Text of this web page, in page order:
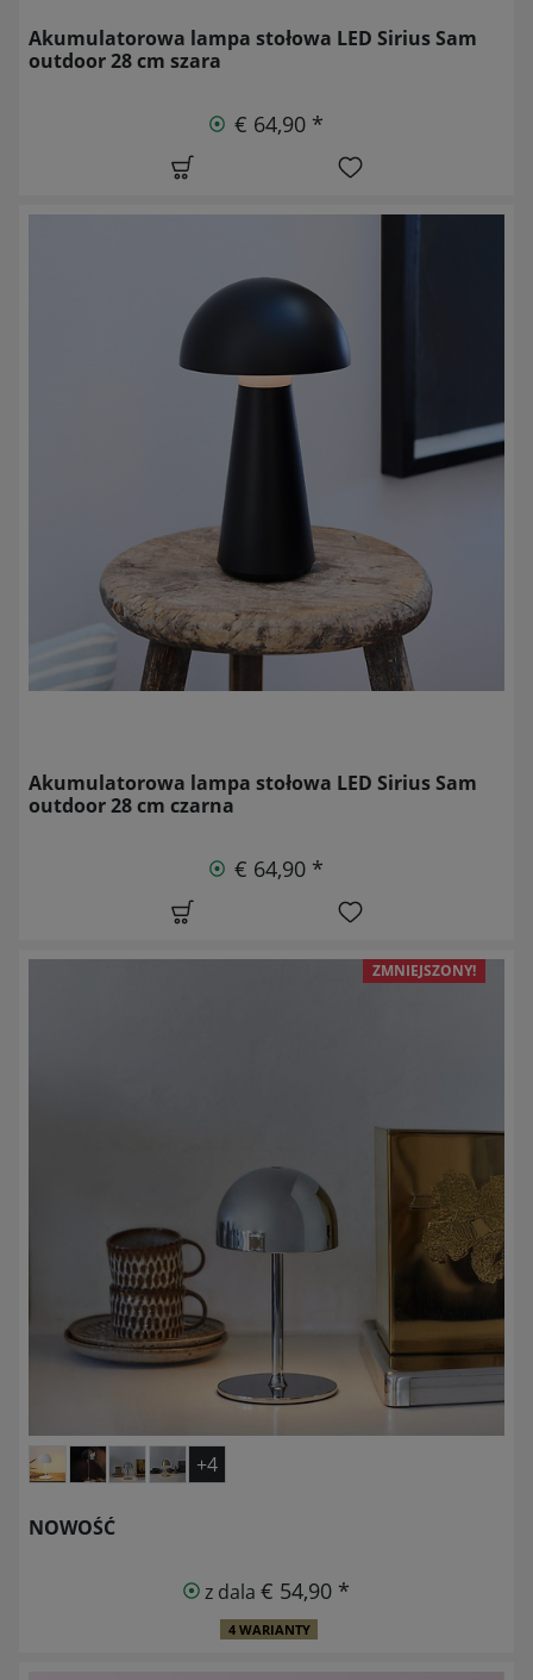
Akumulatorowa lampa stołowa LED Sirius Sam
outdoor 28 cm szara
€ 64,90 *
Akumulatorowa lampa stołowa LED Sirius Sam
outdoor 28 cm czarna
€ 64,90 *
ZMNIEJSZONY!
+4
NOWOŚĆ
z dala € 54,90 *
4 WARIANTY